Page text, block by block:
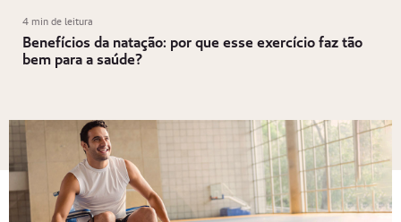
4 min de leitura
Benefícios da natação: por que esse exercício faz tão
bem para a saúde?